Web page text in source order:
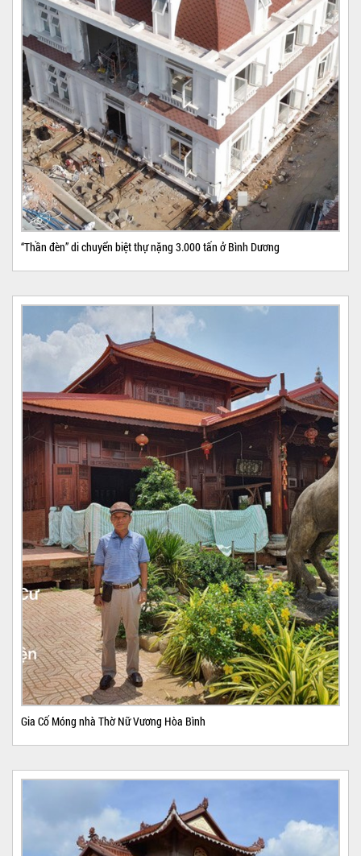
“Thần đèn” di chuyển biệt thự nặng 3.000 tấn ở Bình Dương
Gia Cố Móng nhà Thờ Nữ Vương Hòa Bình